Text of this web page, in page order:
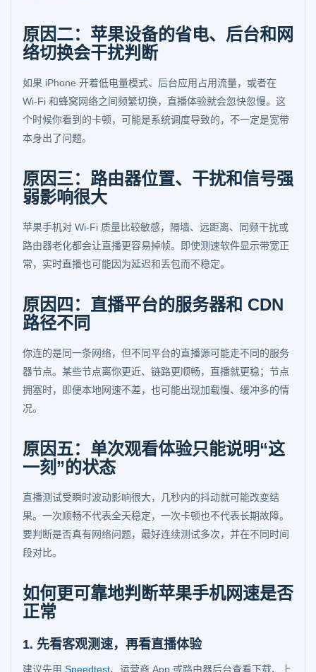
原因二：苹果设备的省电、后台和网
络切换会干扰判断
如果 iPhone 开着低电量模式、后台应用占用流量，或者在
Wi-Fi 和蜂窝网络之间频繁切换，直播体验就会忽快忽慢。这
个时候你看到的卡顿，可能是系统调度导致的，不一定是宽带
本身出了问题。
原因三：路由器位置、干扰和信号强
弱影响很大
苹果手机对 Wi-Fi 质量比较敏感，隔墙、远距离、同频干扰或
路由器老化都会让直播更容易掉帧。即使测速软件显示带宽正
常，实时直播也可能因为延迟和丢包而不稳定。
原因四：直播平台的服务器和 CDN
路径不同
你连的是同一条网络，但不同平台的直播源可能走不同的服务
器节点。某些节点离你更近、链路更顺畅，直播就更稳；节点
拥塞时，即便本地网速不差，也可能出现加载慢、缓冲多的情
况。
原因五：单次观看体验只能说明“这
一刻”的状态
直播测试受瞬时波动影响很大，几秒内的抖动就可能改变结
果。一次顺畅不代表全天稳定，一次卡顿也不代表长期故障。
要判断是否真有网络问题，最好连续测试多次，并在不同时间
段对比。
如何更可靠地判断苹果手机网速是否
正常
1. 先看客观测速，再看直播体验
建议先用 Speedtest、运营商 App 或路由器后台查看下载、上